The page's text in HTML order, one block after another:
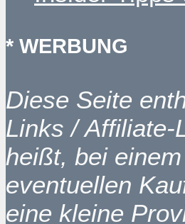
* WERBUNG
Diese Seite
Links / Affiliate-
heißt, bei einem
eventuellen
eine kleine